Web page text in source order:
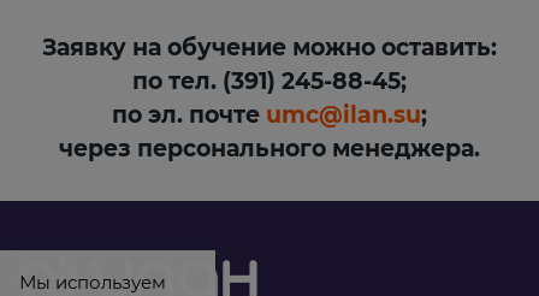
Заявку на обучение можно оставить:
по тел. (391) 245-88-45;
по эл. почте umc@ilan.su;
через персонального менеджера.
Мы используем